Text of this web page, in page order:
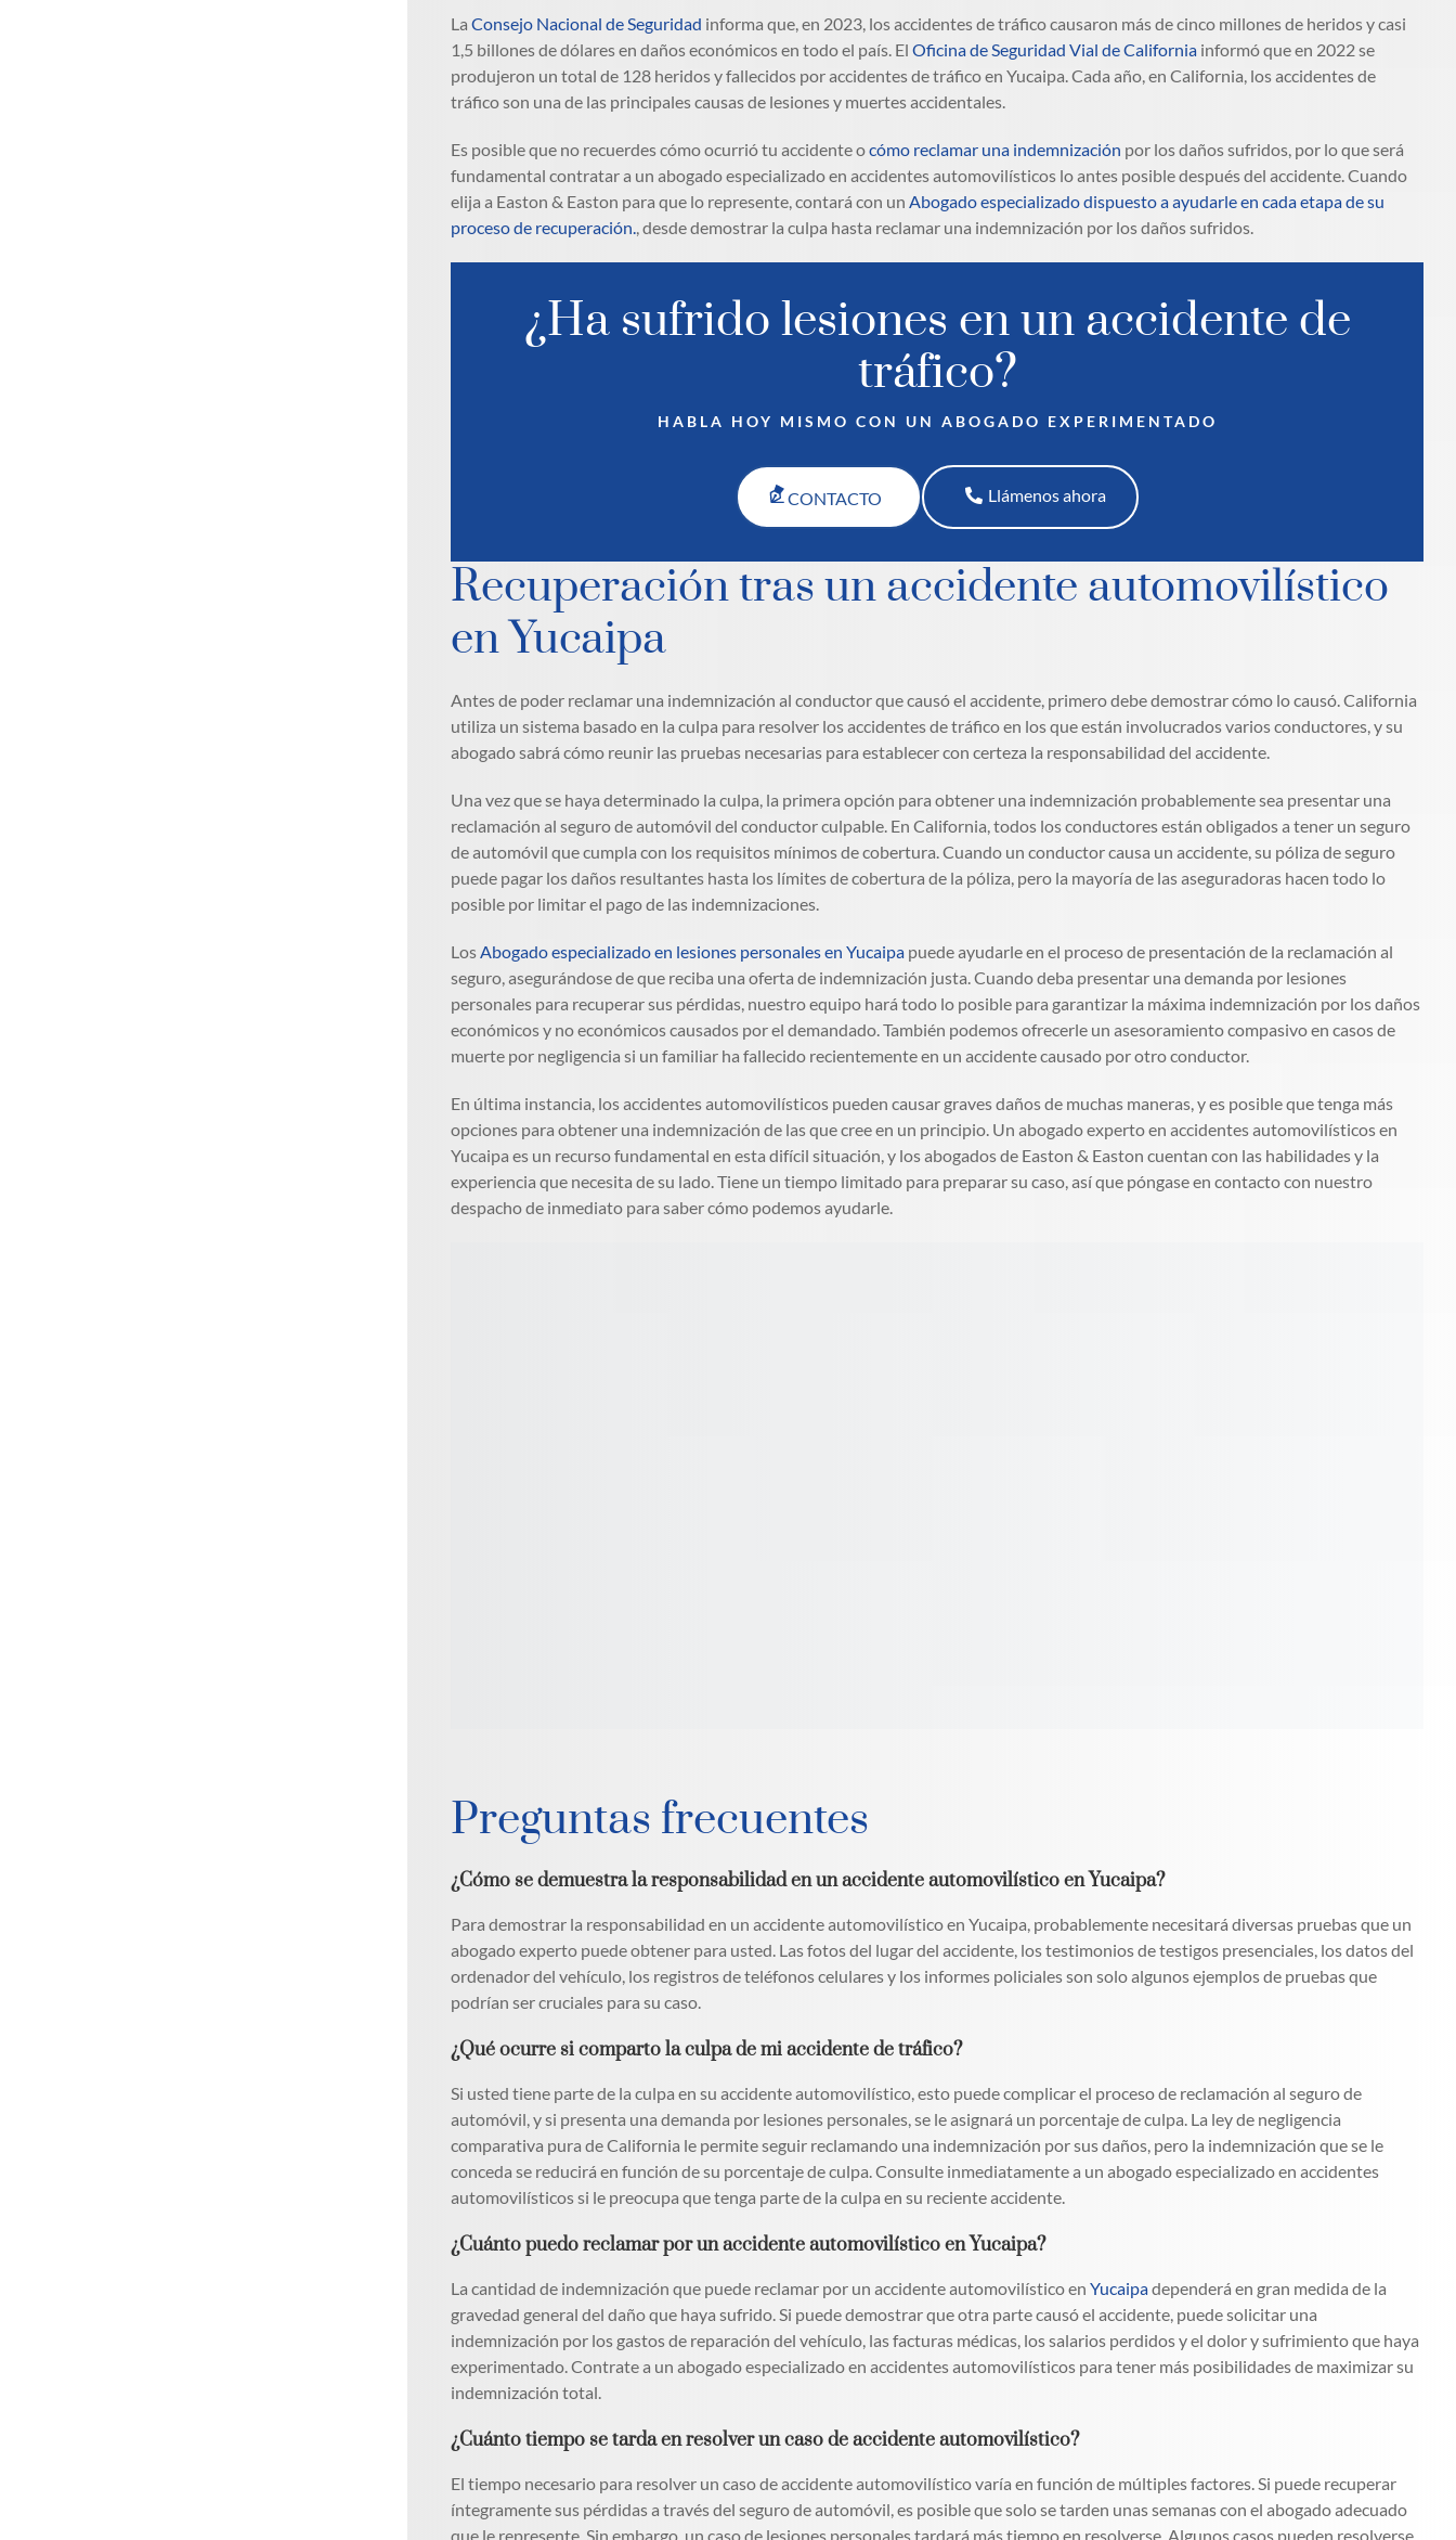
La Consejo Nacional de Seguridad informa que, en 2023, los accidentes de tráfico causaron más de cinco millones de heridos y casi
1,5 billones de dólares en daños económicos en todo el país. El Oficina de Seguridad Vial de California informó que en 2022 se
produjeron un total de 128 heridos y fallecidos por accidentes de tráfico en Yucaipa. Cada año, en California, los accidentes de
tráfico son una de las principales causas de lesiones y muertes accidentales.
Es posible que no recuerdes cómo ocurrió tu accidente ocómo reclamar una indemnización por los daños sufridos, por lo que será
fundamental contratar a un abogado especializado en accidentes automovilísticos lo antes posible después del accidente. Cuando
elija a Easton & Easton para que lo represente, contará con un Abogado especializado dispuesto a ayudarle en cada etapa de su
proceso de recuperación. , desde demostrar la culpa hasta reclamar una indemnización por los daños sufridos.
¿Ha sufrido lesiones en un accidente de
tráfico?
HABLA HOY MISMO CON UN ABOGADO EXPERIMENTADO
CONTACTO Llámenos ahora
Recuperación tras un accidente automovilístico
en Yucaipa
Antes de poder reclamar una indemnización al conductor que causó el accidente, primero debe demostrar cómo lo causó. California
utiliza un sistema basado en la culpa para resolver los accidentes de tráfico en los que están involucrados varios conductores, y su
abogado sabrá cómo reunir las pruebas necesarias para establecer con certeza la responsabilidad del accidente.
Una vez que se haya determinado la culpa, la primera opción para obtener una indemnización probablemente sea presentar una
reclamación al seguro de automóvil del conductor culpable. En California, todos los conductores están obligados a tener un seguro
de automóvil que cumpla con los requisitos mínimos de cobertura. Cuando un conductor causa un accidente, su póliza de seguro
puede pagar los daños resultantes hasta los límites de cobertura de la póliza, pero la mayoría de las aseguradoras hacen todo lo
posible por limitar el pago de las indemnizaciones.
Los Abogado especializado en lesiones personales en Yucaipa puede ayudarle en el proceso de presentación de la reclamación al
seguro, asegurándose de que reciba una oferta de indemnización justa. Cuando deba presentar una demanda por lesiones
personales para recuperar sus pérdidas, nuestro equipo hará todo lo posible para garantizar la máxima indemnización por los daños
económicos y no económicos causados por el demandado. También podemos ofrecerle un asesoramiento compasivo en casos de
muerte por negligencia si un familiar ha fallecido recientemente en un accidente causado por otro conductor.
En última instancia, los accidentes automovilísticos pueden causar graves daños de muchas maneras, y es posible que tenga más
opciones para obtener una indemnización de las que cree en un principio. Un abogado experto en accidentes automovilísticos en
Yucaipa es un recurso fundamental en esta difícil situación, y los abogados de Easton & Easton cuentan con las habilidades y la
experiencia que necesita de su lado. Tiene un tiempo limitado para preparar su caso, así que póngase en contacto con nuestro
despacho de inmediato para saber cómo podemos ayudarle.
Preguntas frecuentes
¿Cómo se demuestra la responsabilidad en un accidente automovilístico en Yucaipa?
Para demostrar la responsabilidad en un accidente automovilístico en Yucaipa, probablemente necesitará diversas pruebas que un
abogado experto puede obtener para usted. Las fotos del lugar del accidente, los testimonios de testigos presenciales, los datos del
ordenador del vehículo, los registros de teléfonos celulares y los informes policiales son solo algunos ejemplos de pruebas que
podrían ser cruciales para su caso.
¿Qué ocurre si comparto la culpa de mi accidente de tráfico?
Si usted tiene parte de la culpa en su accidente automovilístico, esto puede complicar el proceso de reclamación al seguro de
automóvil, y si presenta una demanda por lesiones personales, se le asignará un porcentaje de culpa. La ley de negligencia
comparativa pura de California le permite seguir reclamando una indemnización por sus daños, pero la indemnización que se le
conceda se reducirá en función de su porcentaje de culpa. Consulte inmediatamente a un abogado especializado en accidentes
automovilísticos si le preocupa que tenga parte de la culpa en su reciente accidente.
¿Cuánto puedo reclamar por un accidente automovilístico en Yucaipa?
La cantidad de indemnización que puede reclamar por un accidente automovilístico enYucaipadependerá en gran medida de la
gravedad general del daño que haya sufrido. Si puede demostrar que otra parte causó el accidente, puede solicitar una
indemnización por los gastos de reparación del vehículo, las facturas médicas, los salarios perdidos y el dolor y sufrimiento que haya
experimentado. Contrate a un abogado especializado en accidentes automovilísticos para tener más posibilidades de maximizar su
indemnización total.
¿Cuánto tiempo se tarda en resolver un caso de accidente automovilístico?
El tiempo necesario para resolver un caso de accidente automovilístico varía en función de múltiples factores. Si puede recuperar
íntegramente sus pérdidas a través del seguro de automóvil, es posible que solo se tarden unas semanas con el abogado adecuado
que le represente. Sin embargo, un caso de lesiones personales tardará más tiempo en resolverse. Algunos casos pueden resolverse